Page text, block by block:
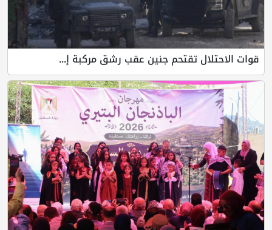
قوات الاحتلال تقتحم جنين عقب رشق مركبة إ...